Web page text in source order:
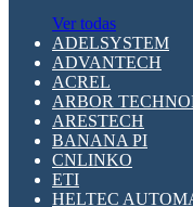
Ver todas
ADELSYSTEM
ADVANTECH
ACREL
ARBOR
ARESTECH
BANANA PI
CNLINKO
ETI
HELTEC